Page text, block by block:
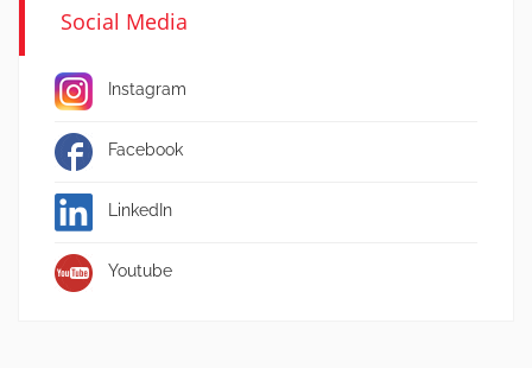
Social Media
Instagram
Facebook
LinkedIn
Youtube